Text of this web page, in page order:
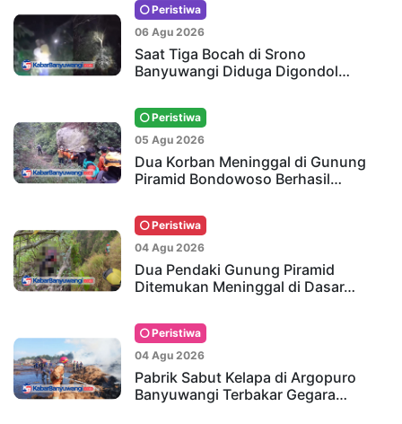
Peristiwa
06 Agu 2026
Saat Tiga Bocah di Srono
Banyuwangi Diduga Digondol…
Peristiwa
05 Agu 2026
Dua Korban Meninggal di Gunung
Piramid Bondowoso Berhasil…
Peristiwa
04 Agu 2026
Dua Pendaki Gunung Piramid
Ditemukan Meninggal di Dasar…
Peristiwa
04 Agu 2026
Pabrik Sabut Kelapa di Argopuro
Banyuwangi Terbakar Gegara…